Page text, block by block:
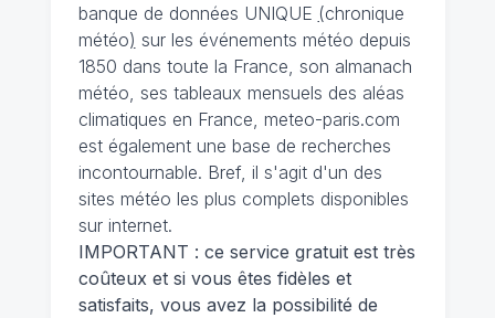
banque de données UNIQUE (chronique
météo) sur les événements météo depuis
1850 dans toute la France, son almanach
météo, ses tableaux mensuels des aléas
climatiques en France, meteo-paris.com
est également une base de recherches
incontournable. Bref, il s'agit d'un des
sites météo les plus complets disponibles
sur internet.
IMPORTANT : ce service gratuit est très
coûteux et si vous êtes fidèles et
satisfaits, vous avez la possibilité de